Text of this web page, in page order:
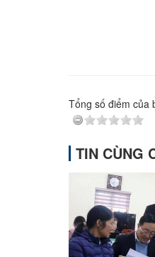
Tổng số điểm của
TIN CÙNG